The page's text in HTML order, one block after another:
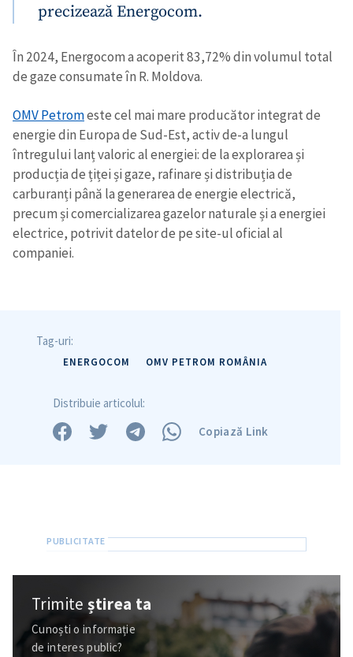
precizează Energocom.
În 2024, Energocom a acoperit 83,72% din volumul total
de gaze consumate în R. Moldova.
OMV Petromeste cel mai mare producător integrat de
energie din Europa de Sud-Est, activ de-a lungul
întregului lanț valoric al energiei: de la explorarea și
producția de țiței și gaze, rafinare și distribuția de
carburanți până la generarea de energie electrică,
precum și comercializarea gazelor naturale și a energiei
electrice, potrivit datelor de pe site-ul oficial al
companiei.
Tag-uri:
ENERGOCOM OMV PETROM ROMÂNIA
Distribuie articolul:
Copiază Link
Trimiteștirea ta
Cunoști o informație
de interes public?